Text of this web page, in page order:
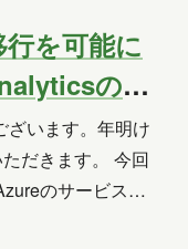
読書
取得
を可能に
のご
ざいます。年明け
だきます。 今回
のサービスを